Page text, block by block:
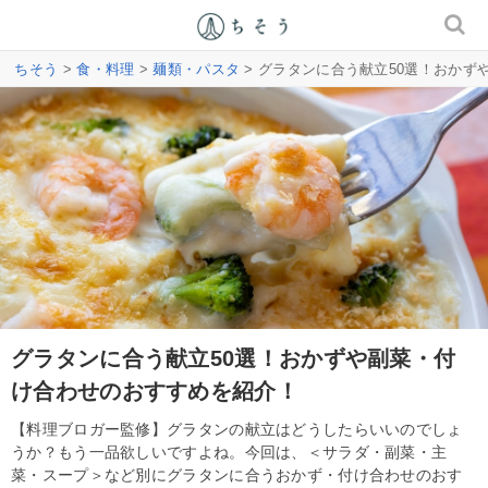
ちそう >食・料理 >麺類・パスタ > グラタンに合う献立50選！おかず
グラタンに合う献立50選！おかずや副菜・付
け合わせのおすすめを紹介！
【料理ブロガー監修】グラタンの献立はどうしたらいいのでしょ
うか？もう一品欲しいですよね。今回は、＜サラダ・副菜・主
菜・スープ＞など別にグラタンに合うおかず・付け合わせのおす